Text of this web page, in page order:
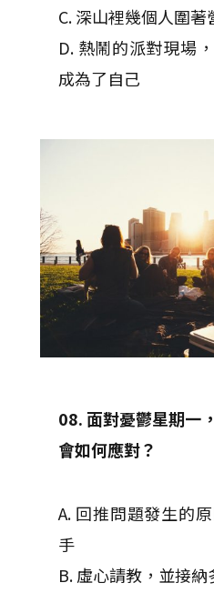
C. 深山裡幾個人圍
D. 熱鬧的派對現場
成為了自己
08. 面對憂鬱星期一
會如何應對？
A. 回推問題發生的
手
B. 虛心請教，並接